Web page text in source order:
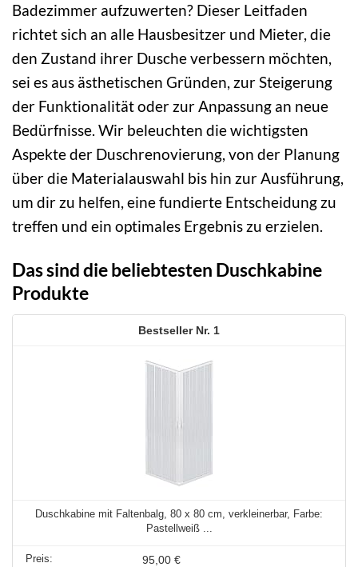
Badezimmer aufzuwerten? Dieser Leitfaden
richtet sich an alle Hausbesitzer und Mieter, die
den Zustand ihrer Dusche verbessern möchten,
sei es aus ästhetischen Gründen, zur Steigerung
der Funktionalität oder zur Anpassung an neue
Bedürfnisse. Wir beleuchten die wichtigsten
Aspekte der Duschrenovierung, von der Planung
über die Materialauswahl bis hin zur Ausführung,
um dir zu helfen, eine fundierte Entscheidung zu
treffen und ein optimales Ergebnis zu erzielen.
Das sind die beliebtesten Duschkabine
Produkte
1
Duschkabine mit Faltenbalg, 80 x 80 cm, verkleinerbar, Farbe:
Pastellweiß ...
95,00 €